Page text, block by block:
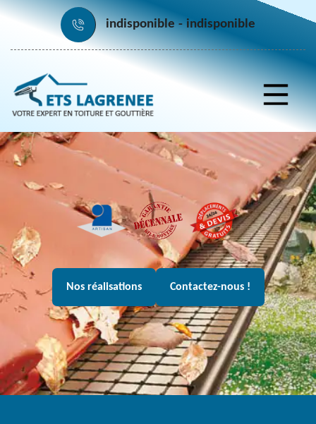
indisponible indisponible
Nos réalisations Contactez-nous !